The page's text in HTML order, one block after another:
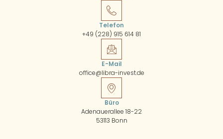
Telefon
+49 (228) 915 614 81
E-Mail
office@libra-invest.de
Büro
Adenauerallee 18-22
53113 Bonn